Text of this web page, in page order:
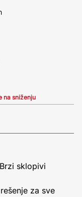
na sniženju
sklopivi
za sve